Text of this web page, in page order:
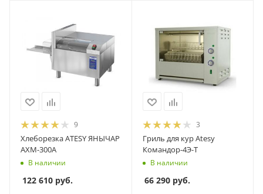
9
Хлеборезка ATESY ЯНЫЧАР
АХМ-300А
В наличии
122 610 руб.
3
Гриль для кур Atesy
Командор-4Э-Т
В наличии
66 290руб.